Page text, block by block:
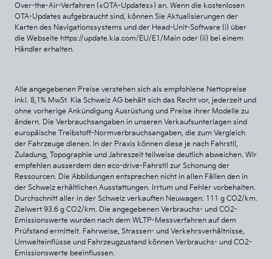
Over-the-Air-Verfahren («OTA-Updates») an. Wenn die kostenlosen
OTA-Updates aufgebraucht sind, können Sie Aktualisierungen der
Karten des Navigationssystems und der Head-Unit-Software (i) über
die Webseite https://update.kia.com/EU/E1/Main oder (ii) bei einem
Händler erhalten.
Alle angegebenen Preise verstehen sich als empfohlene Nettopreise
inkl. 8,1% MwSt. Kia Schweiz AG behält sich das Recht vor, jederzeit und
ohne vorherige Ankündigung Ausrüstung und Preise ihrer Modelle zu
ändern. Die Verbrauchsangaben in unseren Verkaufsunterlagen sind
europäische Treibstoff-Normverbrauchsangaben, die zum Vergleich
der Fahrzeuge dienen. In der Praxis können diese je nach Fahrstil,
Zuladung, Topographie und Jahreszeit teilweise deutlich abweichen. Wir
empfehlen ausserdem den eco-drive-Fahrstil zur Schonung der
Ressourcen. Die Abbildungen entsprechen nicht in allen Fällen den in
der Schweiz erhältlichen Ausstattungen. Irrtum und Fehler vorbehalten.
Durchschnitt aller in der Schweiz verkauften Neuwagen: 111 g CO2/km.
Zielwert 93.6 g CO2/km. Die angegebenen Verbrauchs- und CO2-
Emissionswerte wurden nach dem WLTP-Messverfahren auf dem
Prüfstand ermittelt. Fahrweise, Strassen- und Verkehrsverhältnisse,
Umwelteinflüsse und Fahrzeugzustand können Verbrauchs- und CO2-
Emissionswerte beeinflussen.